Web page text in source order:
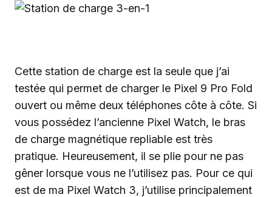
Cette station de charge est la seule que j’ai
testée qui permet de charger le Pixel 9 Pro Fold
ouvert ou même deux téléphones côte à côte. Si
vous possédez l’ancienne Pixel Watch, le bras
de charge magnétique repliable est très
pratique. Heureusement, il se plie pour ne pas
gêner lorsque vous ne l’utilisez pas. Pour ce qui
est de ma Pixel Watch 3, j’utilise principalement